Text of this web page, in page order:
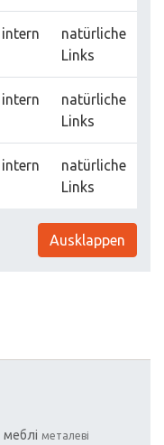
intern
natürliche
Links
intern
natürliche
Links
intern
natürliche
Links
Ausklappen
меблі металеві